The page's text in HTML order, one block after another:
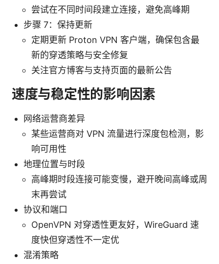
尝试在不同时间段建立连接，避免高峰期
步骤 7：保持更新
定期更新 Proton VPN 客户端，确保包含最
新的穿透策略与安全修复
关注官方博客与支持页面的最新公告
速度与稳定性的影响因素
网络运营商差异
某些运营商对 VPN 流量进行深度包检测，影
响可用性
地理位置与时段
高峰期时段连接可能变慢，避开晚间高峰或周
末再尝试
协议和端口
OpenVPN 对穿透性更友好，WireGuard 速
度快但穿透性不一定优
混淆策略